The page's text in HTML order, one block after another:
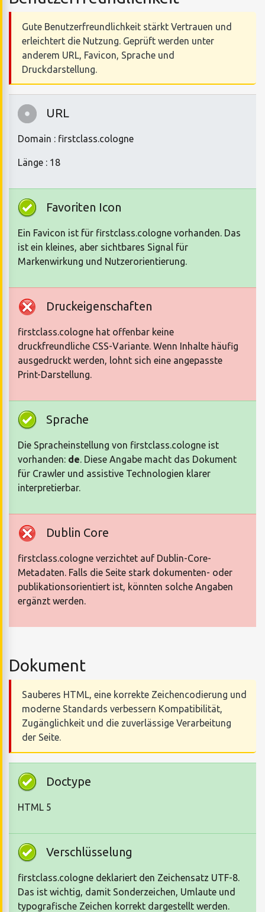
Gute Benutzerfreundlichkeit stärkt Vertrauen und
erleichtert die Nutzung. Geprüft werden unter
anderem URL, Favicon, Sprache und
Druckdarstellung.
URL
Domain : firstclass.cologne
Länge : 18
Favoriten Icon
Ein Favicon ist für firstclass.cologne vorhanden. Das
ist ein kleines, aber sichtbares Signal für
Markenwirkung und Nutzerorientierung.
Druckeigenschaften
firstclass.cologne hat offenbar keine
druckfreundliche CSS-Variante. Wenn Inhalte häufig
ausgedruckt werden, lohnt sich eine angepasste
Print-Darstellung.
Sprache
Die Spracheinstellung von firstclass.cologne ist
vorhanden: de. Diese Angabe macht das Dokument
für Crawler und assistive Technologien klarer
interpretierbar.
Dublin Core
firstclass.cologne verzichtet auf Dublin-Core-
Metadaten. Falls die Seite stark dokumenten- oder
publikationsorientiert ist, könnten solche Angaben
ergänzt werden.
Dokument
Sauberes HTML, eine korrekte Zeichencodierung und
moderne Standards verbessern Kompatibilität,
Zugänglichkeit und die zuverlässige Verarbeitung
der Seite.
Doctype
HTML 5
Verschlüsselung
firstclass.cologne deklariert den Zeichensatz UTF-8.
Das ist wichtig, damit Sonderzeichen, Umlaute und
typografische Zeichen korrekt dargestellt werden.